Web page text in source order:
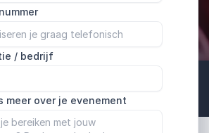
/ bedrijf
meer over je evenement